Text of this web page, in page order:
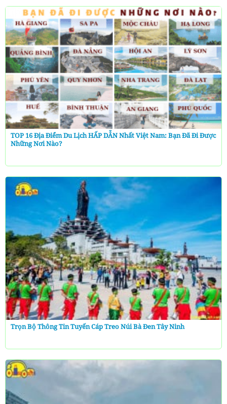
TOP 16 Địa Điểm Du Lịch HẤP DẪN Nhất Việt Nam: Bạn Đã Đi Được
Những Nơi Nào?
Trọn Bộ Thông Tin Tuyến Cáp Treo Núi Bà Đen Tây Ninh